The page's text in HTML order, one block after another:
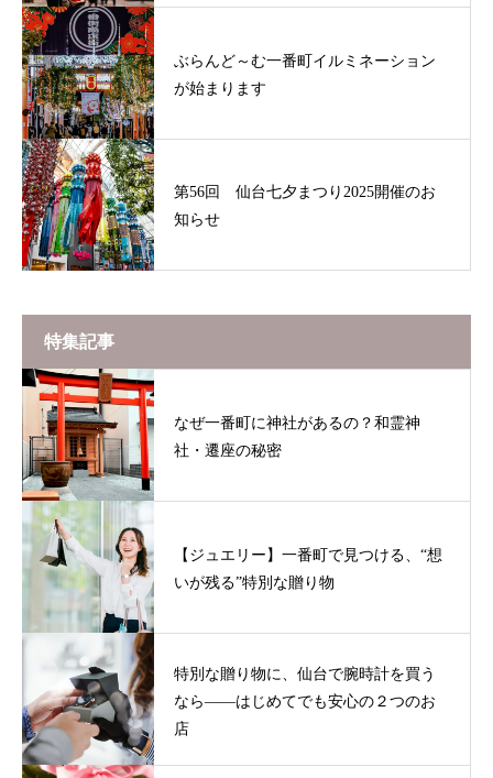
ぶらんど～む一番町イルミネーション
が始まります
第56回 仙台七夕まつり2025開催のお
知らせ
特集記事
なぜ一番町に神社があるの？和霊神
社・遷座の秘密
【ジュエリー】一番町で見つける、“想
いが残る”特別な贈り物
特別な贈り物に、仙台で腕時計を買う
なら——はじめてでも安心の２つのお
店